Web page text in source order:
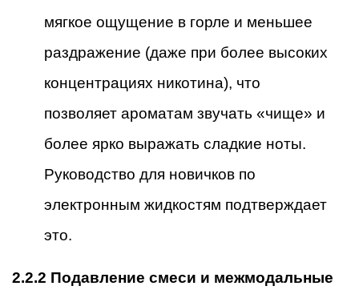
мягкое ощущение в горле и меньшее
раздражение (даже при более высоких
концентрациях никотина), что
позволяет ароматам звучать «чище» и
более ярко выражать сладкие ноты.
Руководство для новичков по
электронным жидкостям подтверждает
это.
2.2.2 Подавление смеси и межмодальные